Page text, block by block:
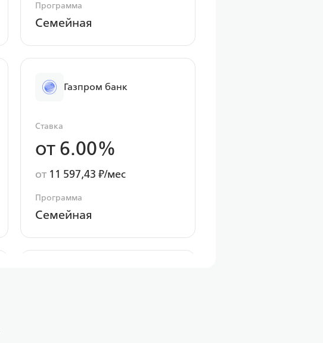
Программа
Семейная
Газпром банк
Ставка
от 6.00%
от11 597,43 ₽/мес
Программа
Семейная